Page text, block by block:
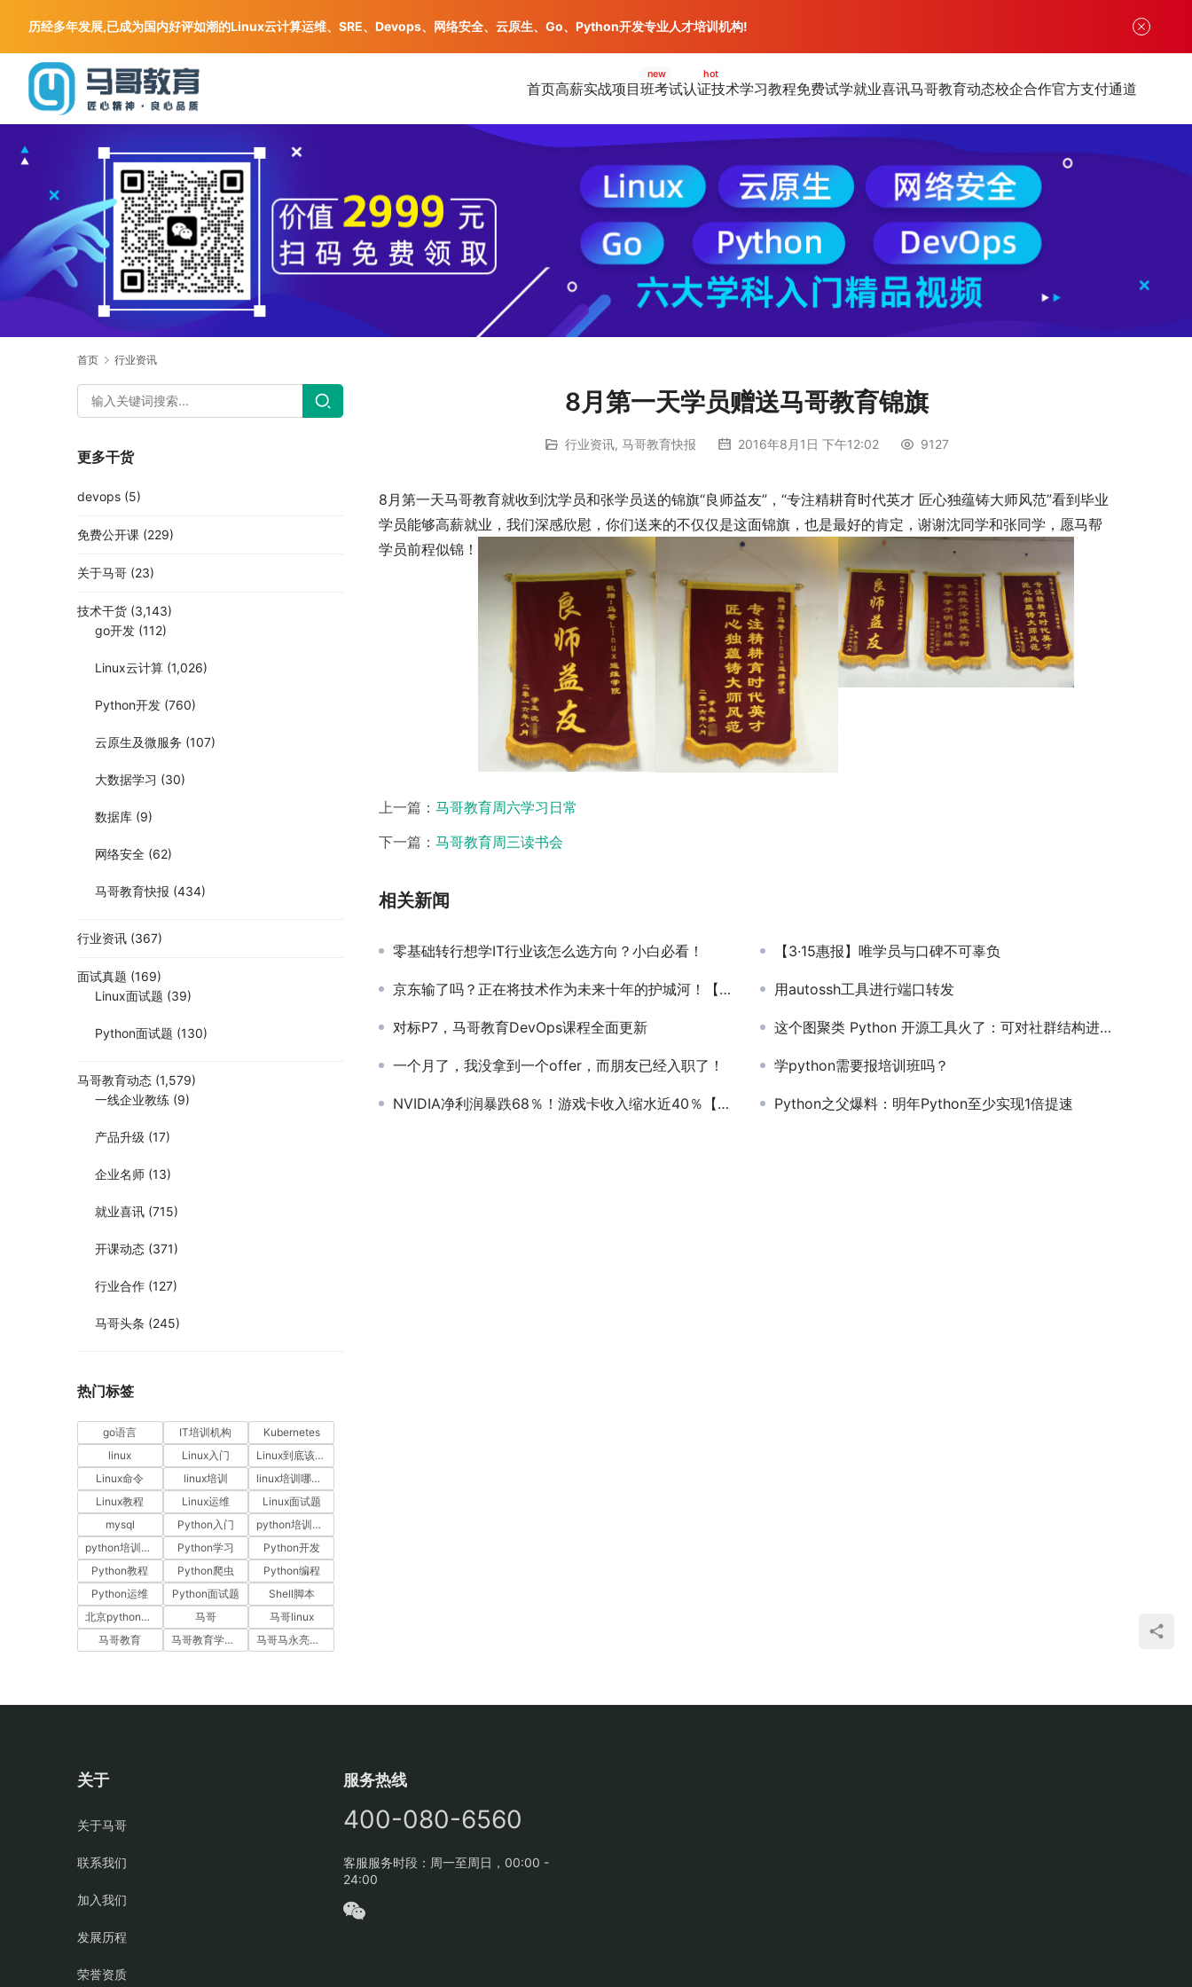
首页高薪实战项目班
new
考试认证
hot
技术学习教程免费试学就业喜讯马哥教育动态校企合作官方支付通道
首页 行业资讯
8月第一天学员赠送马哥教育锦旗
行业资讯, 马哥教育快报 2016年8月1日 下午12:02 9127
8月第一天马哥教育就收到沈学员和张学员送的锦旗“良师益友”，“专注精耕育时代英才 匠心独蕴铸大师风范”看到毕业
学员能够高薪就业，我们深感欣慰，你们送来的不仅仅是这面锦旗，也是最好的肯定，谢谢沈同学和张同学，愿马帮
学员前程似锦！
上一篇： 马哥教育周六学习日常
下一篇： 马哥教育周三读书会
相关新闻
零基础转行想学IT行业该怎么选方向？小白必看！ 【3·15惠报】唯学员与口碑不可辜负
京东输了吗？正在将技术作为未来十年的护城河！【马哥教育新闻快报335期】 用autossh工具进行端口转发
对标P7，马哥教育DevOps课程全面更新 这个图聚类 Python 开源工具火了：可对社群结构进行可视化、检测
一个月了，我没拿到一个offer，而朋友已经入职了！ 学python需要报培训班吗？
NVIDIA净利润暴跌68％！游戏卡收入缩水近40％【马哥教育新闻快报417期】 Python之父爆料：明年Python至少实现1倍提速
更多干货
devops (5)
免费公开课 (229)
关于马哥 (23)
技术干货 (3,143)
go开发 (112)
Linux云计算 (1,026)
Python开发 (760)
云原生及微服务 (107)
大数据学习 (30)
数据库 (9)
网络安全 (62)
马哥教育快报 (434)
行业资讯 (367)
面试真题 (169)
Linux面试题 (39)
Python面试题 (130)
马哥教育动态 (1,579)
一线企业教练 (9)
产品升级 (17)
企业名师 (13)
就业喜讯 (715)
开课动态 (371)
行业合作 (127)
马哥头条 (245)
热门标签
go语言 IT培训机构
Kubernetes
linux
Linux入门
Linux到底该怎样学？
Linux命令
linux培训
linux培训哪家好
Linux教程
Linux运维
Linux面试题
mysql
Python入门
python培训哪家好
python培训排名
Python学习
Python开发
Python教程
Python爬虫
Python编程
Python运维
Python面试题
Shell脚本
北京python培训
马哥
马哥linux
马哥教育
马哥教育学员故事 马哥马永亮，马哥linux讲师，马哥教育ceo
关于
关于马哥
联系我们
加入我们
发展历程
荣誉资质
服务热线
400-080-6560
客服服务时段：周一至周日，00:00 -
24:00
历经多年发展,已成为国内好评如潮的Linux云计算运维、SRE、Devops、网络安全、云原生、Go、Python开发专业人才培训机构!